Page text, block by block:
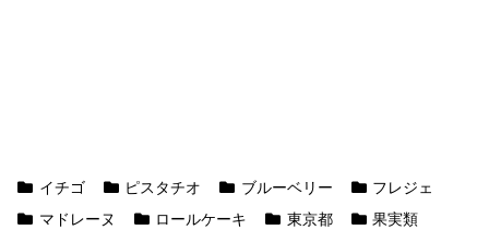
イチゴ ピスタチオ ブルーベリー
フレジェ
マドレーヌ
ロールケーキ 東京都
果実類